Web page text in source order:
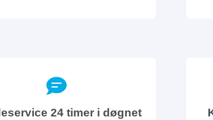
24 timer i døgnet